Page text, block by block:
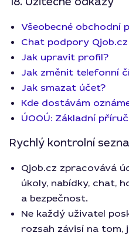
Všeobecné obchodní
Chat podpory Qjob.cz
Jak upravit profil?
Jak změnit telefonní
Jak smazat účet?
Kde dostávám
ÚOOÚ: Základní
Rychlý kontrolní
Qjob.cz zpracovává
úkoly, nabídky, chat,
a bezpečnost.
Ne každý uživatel
rozsah závisí na tom,